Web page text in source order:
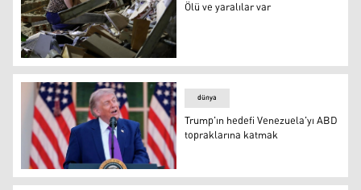
Venezuela'da peş peşe deprem: Ölü ve yaralılar var
Ölü ve yaralılar var
Trump'ın hedefi Venezuela'yı ABD topraklarına katmak
dünya
Trump'ın hedefi Venezuela'yı ABD
topraklarına katmak